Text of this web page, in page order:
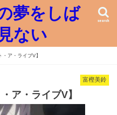
夢をしば
ない
search
ア・ライブV】
富樫美鈴
ア・ライブV】